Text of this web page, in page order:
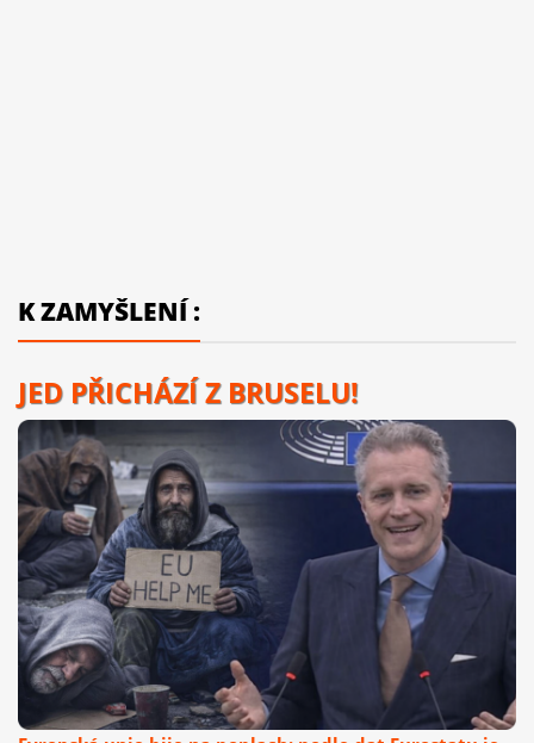
K ZAMYŠLENÍ :
JED PŘICHÁZÍ Z BRUSELU!